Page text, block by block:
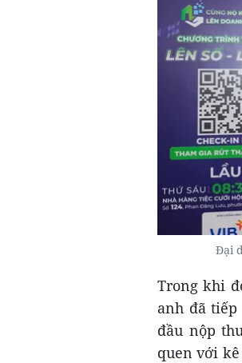
Đại
Trong khi
anh đã
đầu nộp
quen với